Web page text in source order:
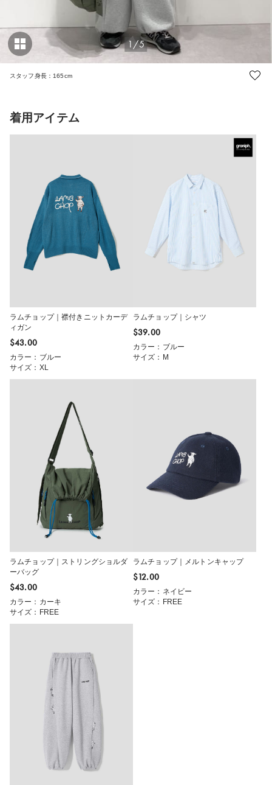
1/5
スタッフ身長：165cm
着用アイテム
ラムチョップ｜襟付きニットカーデ
ィガン
$‌43.00
カラー：ブルー
サイズ：XL
ラムチョップ｜シャツ
$‌39.00
カラー：ブルー
サイズ：M
ラムチョップ｜ストリングショルダ
ーバッグ
$‌43.00
カラー：カーキ
サイズ：FREE
ラムチョップ｜メルトンキャップ
$‌12.00
カラー：ネイビー
サイズ：FREE